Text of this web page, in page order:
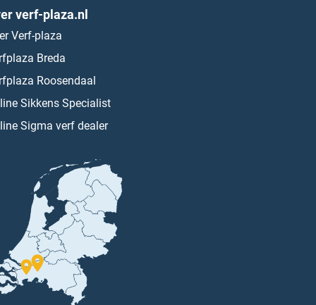
verf-plaza.nl
Verf-plaza
Breda
Roosendaal
Sikkens Specialist
Sigma verf dealer